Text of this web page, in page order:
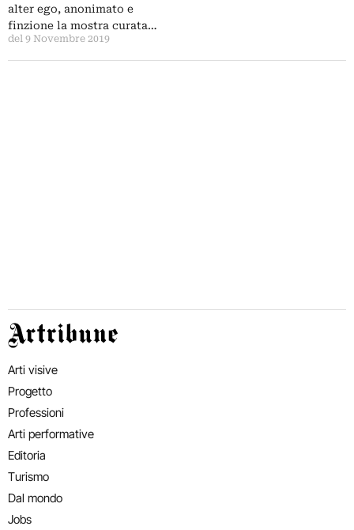
alter ego, anonimato e
finzione la mostra curata…
del 9 Novembre 2019
Artribune
Arti visive
Progetto
Professioni
Arti performative
Editoria
Turismo
Dal mondo
Jobs